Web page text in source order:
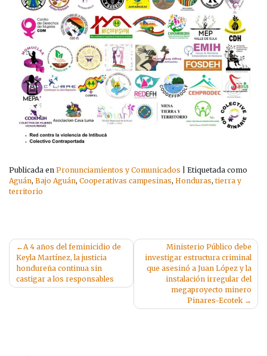
Publicada en Pronunciamientos y Comunicados
Etiquetada como
Aguán, Bajo Aguán, Cooperativas campesinas, Honduras, tierra y
territorio
Navegación
de
entradas
A 4 años del feminicidio de
Keyla Martínez, la justicia
hondureña continua sin
castigar a los responsables
Ministerio Público debe
investigar estructura criminal
que asesinó a Juan López y la
instalación irregular del
megaproyecto minero
Pinares-Ecotek